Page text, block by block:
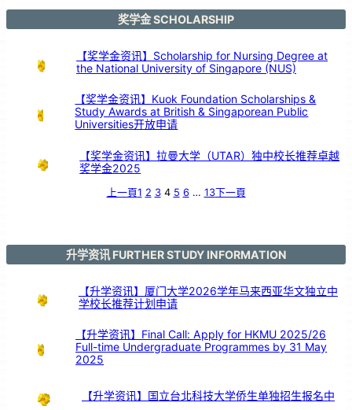
会
大
演
奖学金 SCHOLARSHIP
【奖学金资讯】Scholarship for Nursing Degree at
the National University of Singapore (NUS)
【奖学金资讯】Kuok Foundation Scholarships &
Study Awards at British & Singaporean Public
Universities开放申请
【奖学金资讯】拉曼大学（UTAR）独中校长推荐卓越
奖学金2025
上一頁1 2 3 4 5 6 … 13下一頁
升学资讯 FURTHER STUDY INFORMATION
【升学资讯】厦门大学2026学年马来西亚华文独立中
学校长推荐计划申请
【升学资讯】Final Call: Apply for HKMU 2025/26
Full-time Undergraduate Programmes by 31 May
2025
【升学资讯】国立台北科技大学侨生单独招生报名中